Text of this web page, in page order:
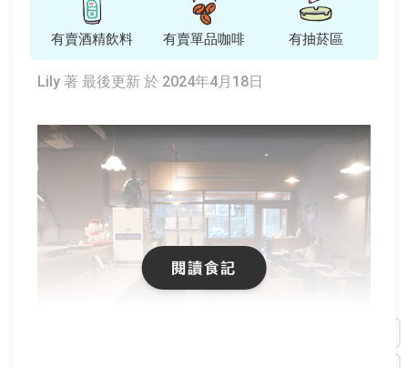
有賣酒精飲料 有賣單品咖啡 有抽菸區
Lily 著 最後更新 於 2024年4月18日
閱讀食記